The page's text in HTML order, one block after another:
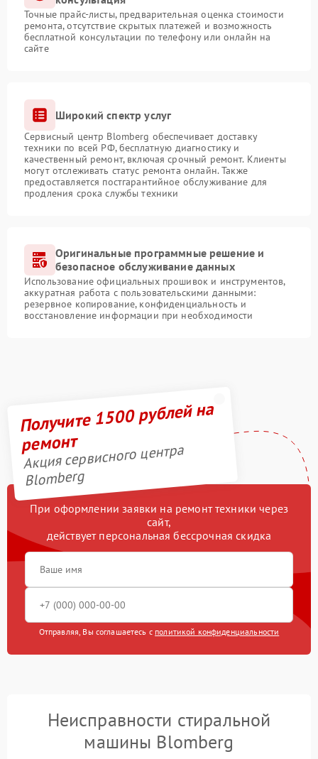
Точные прайс-листы, предварительная оценка стоимости
ремонта, отсутствие скрытых платежей и возможность
бесплатной консультации по телефону или онлайн на
сайте
Широкий спектр услуг
Сервисный центр Blomberg обеспечивает доставку
техники по всей РФ, бесплатную диагностику и
качественный ремонт, включая срочный ремонт. Клиенты
могут отслеживать статус ремонта онлайн. Также
предоставляется постгарантийное обслуживание для
продления срока службы техники
Оригинальные программные решение и
безопасное обслуживание данных
Использование официальных прошивок и инструментов,
аккуратная работа с пользовательскими данными:
резервное копирование, конфиденциальность и
восстановление информации при необходимости
Получите 1500 рублей на
ремонт
Акция сервисного центра
Blomberg
При оформлении заявки на ремонт техники через
сайт,
действует персональная бессрочная скидка
Отправляя, Вы соглашаетесь с политикой конфиденциальности
Неисправности стиральной
машины Blomberg